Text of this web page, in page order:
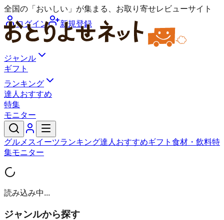
全国の「おいしい」が集まる、お取り寄せレビューサイト
ログイン
新規登録
ジャンル
ギフト
ランキング
達人おすすめ
特集
モニター
グルメ スイーツランキング達人おすすめギフト 食材・飲料特
集モニター
読み込み中...
ジャンルから探す